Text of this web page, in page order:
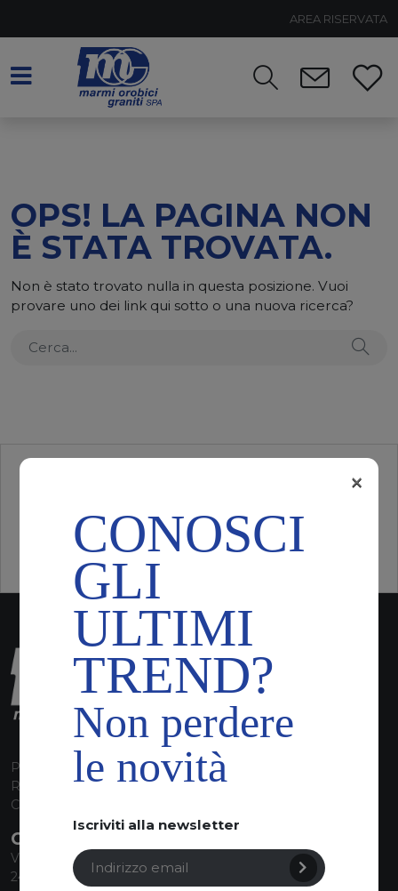
AREA RISERVATA
OPS! LA PAGINA NON
È STATA TROVATA.
Non è stato trovato nulla in questa posizione. Vuoi
provare uno dei link qui sotto o una nuova ricerca?
P.I. 00224630160
REA 125868
Capitale Sociale euro 1.835.350,00 i.v.
CONTACT INFO
Via Sandro Pertini, 34
24060 Telgate (BG) Italy
CONOSCI
GLI
ULTIMI
TREND?
Non perdere
le novità
Iscriviti alla newsletter
×